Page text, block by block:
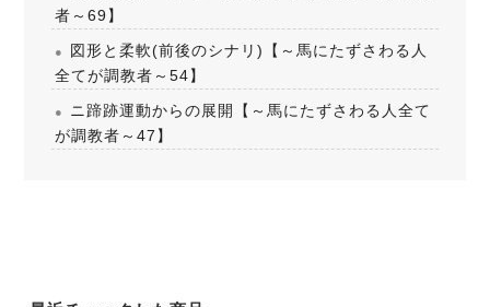
者～69】
図形と柔軟(前後のシナリ)【～馬にたずさわる人
全てが調教者～54】
ニ蹄跡運動からの展開【～馬にたずさわる人全て
が調教者～47】